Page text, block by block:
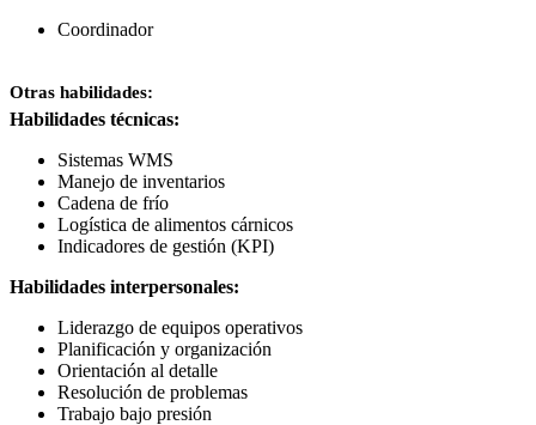
Coordinador
Otras habilidades:
Habilidades técnicas:
Sistemas WMS
Manejo de inventarios
Cadena de frío
Logística de alimentos cárnicos
Indicadores de gestión (KPI)
Habilidades interpersonales:
Liderazgo de equipos operativos
Planificación y organización
Orientación al detalle
Resolución de problemas
Trabajo bajo presión